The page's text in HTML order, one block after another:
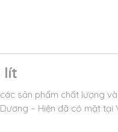
lít
sản phẩm chất lượng
– Hiện đã có mặt tại